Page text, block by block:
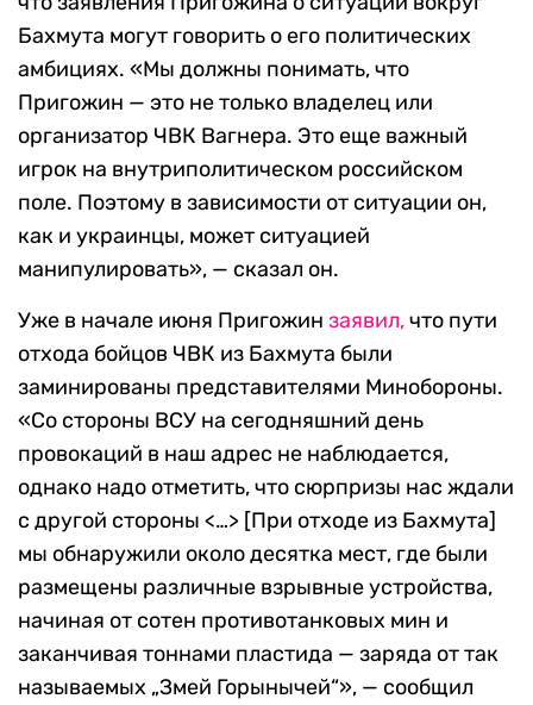
Бахмута могут говорить о его политических
амбициях. «Мы должны понимать, что
Пригожин — это не только владелец или
организатор ЧВК Вагнера. Это еще важный
игрок на внутриполитическом российском
поле. Поэтому в зависимости от ситуации он,
как и украинцы, может ситуацией
манипулировать», — сказал он.
Уже в начале июня Пригожин заявил,что пути
отхода бойцов ЧВК из Бахмута были
заминированы представителями Минобороны.
«Со стороны ВСУ на сегодняшний день
провокаций в наш адрес не наблюдается,
однако надо отметить, что сюрпризы нас ждали
с другой стороны <…> [При отходе из Бахмута]
мы обнаружили около десятка мест, где были
размещены различные взрывные устройства,
начиная от сотен противотанковых мин и
заканчивая тоннами пластида — заряда от так
называемых „Змей Горынычей“», — сообщил